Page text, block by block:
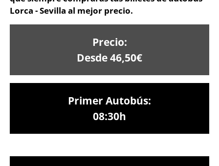
Lorca - Sevilla al mejor precio.
Precio:
Desde 46,50€
Primer Autobús:
08:30h